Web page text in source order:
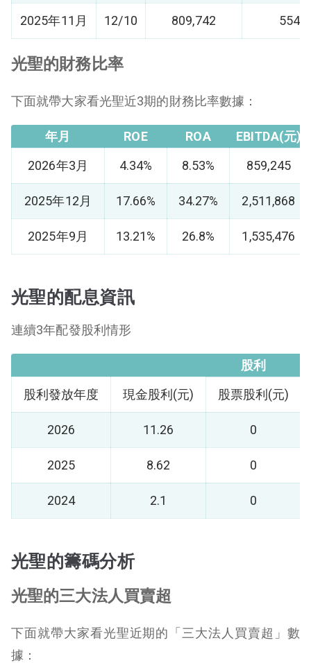
2025年11月 12/10 809,742
光聖的財務比率
下面就帶大家看光聖近3期的財務比率數據：
年月 ROE ROA
EBITDA(元)
2026年3月
4.34% 8.53% 859,245
2025年12月 17.66% 34.27% 2,511,868
2025年9月 13.21% 26.8% 1,535,476
光聖的配息資訊
連續3年配發股利情形
股利
股利發放年度
現金股利(元) 股票股利(元)
2026 11.26 0
2025 8.62 0
2024 2.1 0
光聖的籌碼分析
光聖的三大法人買賣超
下面就帶大家看光聖近期的「三大法人買賣超」數
據：